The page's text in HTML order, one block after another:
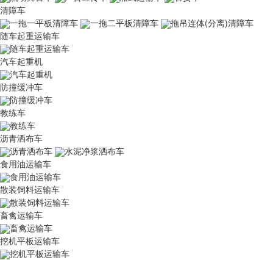
清障车
一拖一平板清障车
一拖二平板清障车
拖吊连体(分离)清障车
随车起重运输车
随车起重运输车
汽车起重机
汽车起重机
防撞缓冲车
防撞缓冲车
教练车
教练车
沥青洒布车
沥青洒布车
水泥净浆洒布车
食用油运输车
食用油运输车
散装饲料运输车
散装饲料运输车
畜禽运输车
畜禽运输车
挖机平板运输车
挖机平板运输车